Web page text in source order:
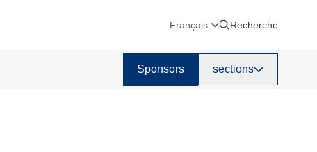
Français Recherche
Sponsors sections